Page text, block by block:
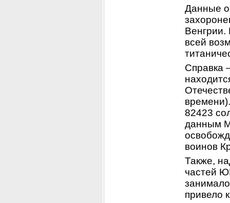
Данные
Венгрии.
всей
Справка
82423
данным
воинов
Также,
частей
привело